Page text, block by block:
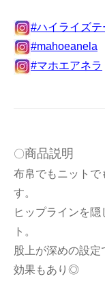
#ハイライズ
#mahoeanela
#マホエアネラ
〇商品説明
布帛でもニットで
す。
ヒップラインを
ト。
股上が深めの設
効果もあり◎